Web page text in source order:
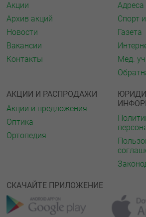
Акции
Архив акций
Новости
Вакансии
Контакты
Адреса
Спорт
Газета
Мед.
АКЦИИ И РАСПРОДАЖИ
Акции и предложения
Оптика
Ортопедия
СКАЧАЙТЕ ПРИЛОЖЕНИЕ